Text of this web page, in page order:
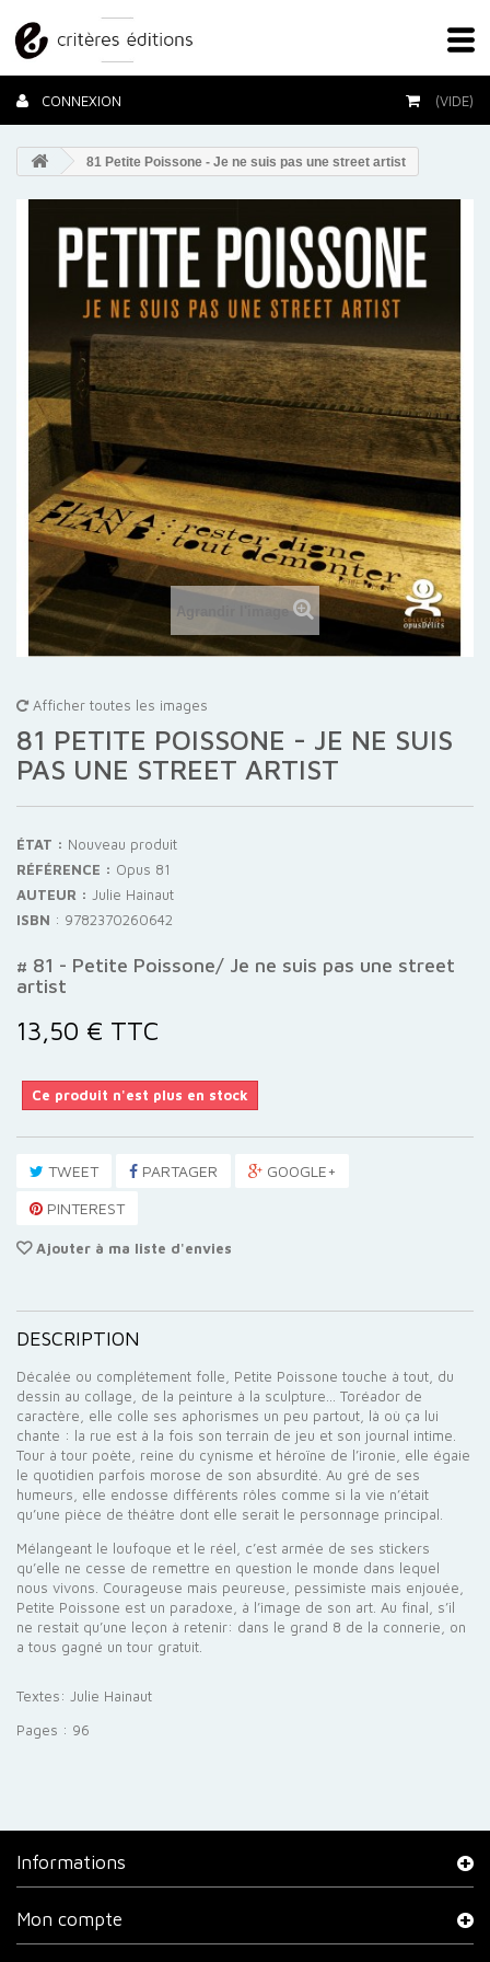
CONNEXION (VIDE)
81 Petite Poissone - Je ne suis pas une street artist
Agrandir l'image
Afficher toutes les images
81 PETITE POISSONE - JE NE SUIS
PAS UNE STREET ARTIST
ÉTAT : Nouveau produit
RÉFÉRENCE : Opus 81
AUTEUR : Julie Hainaut
ISBN : 9782370260642
# 81 - Petite Poissone/ Je ne suis pas une street
artist
13,50 € TTC
Ce produit n'est plus en stock
TWEET PARTAGER
GOOGLE+
PINTEREST
Ajouter à ma liste d'envies
DESCRIPTION
Décalée ou complétement folle, Petite Poissone touche à tout, du
dessin au collage, de la peinture à la sculpture… Toréador de
caractère, elle colle ses aphorismes un peu partout, là où ça lui
chante : la rue est à la fois son terrain de jeu et son journal intime.
Tour à tour poète, reine du cynisme et héroïne de l’ironie, elle égaie
le quotidien parfois morose de son absurdité. Au gré de ses
humeurs, elle endosse différents rôles comme si la vie n’était
qu’une pièce de théâtre dont elle serait le personnage principal.
Mélangeant le loufoque et le réel, c’est armée de ses stickers
qu’elle ne cesse de remettre en question le monde dans lequel
nous vivons. Courageuse mais peureuse, pessimiste mais enjouée,
Petite Poissone est un paradoxe, à l’image de son art. Au final, s’il
ne restait qu’une leçon à retenir: dans le grand 8 de la connerie, on
a tous gagné un tour gratuit.
Textes: Julie Hainaut
Pages : 96
Informations
Mon compte